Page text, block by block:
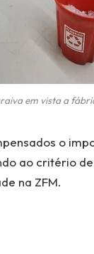
em vista a
o
ao critério
na ZFM.